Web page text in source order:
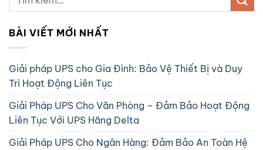
BÀI VIẾT MỚI NHẤT
Giải pháp UPS cho Gia Đình: Bảo Vệ Thiết Bị và Duy
Trì Hoạt Động Liên Tục
Giải Pháp UPS Cho Văn Phòng – Đảm Bảo Hoạt Động
Liên Tục Với UPS Hãng Delta
Giải Pháp UPS Cho Ngân Hàng: Đảm Bảo An Toàn Hệ